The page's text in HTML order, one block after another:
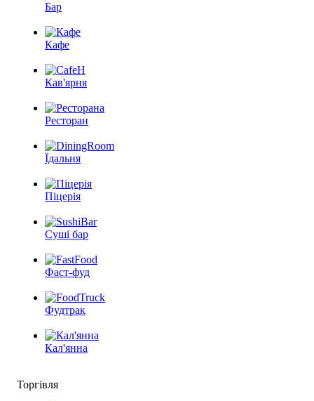
Бар
Кафе
Кав'ярня
Ресторан
Їдальня
Піцерія
Суші бар
Фаст-фуд
Фудтрак
Кал'янна
Торгівля